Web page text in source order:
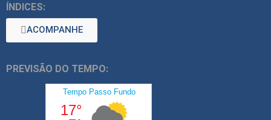
ÍNDICES:
ACOMPANHE
PREVISÃO DO TEMPO: